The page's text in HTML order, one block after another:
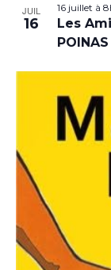
JUIL
16
16 juillet à
Les
POINAS